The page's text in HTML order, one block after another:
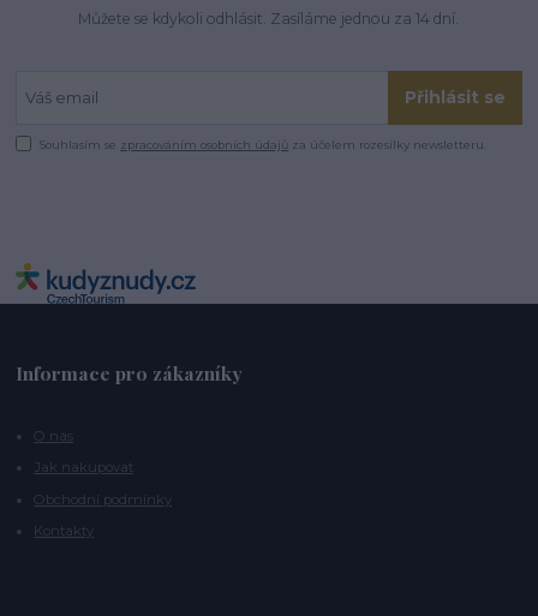
Můžete se kdykoli odhlásit. Zasíláme jednou za 14 dní.
Přihlásit se
Souhlasím se zpracováním osobních údajů za účelem rozesílky newsletteru.
Informace pro zákazníky
O nás
Jak nakupovat
Obchodní podmínky
Kontakty